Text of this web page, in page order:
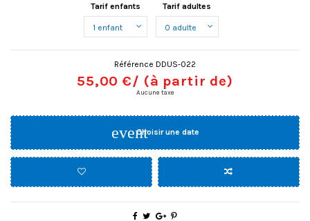
Tarif enfants Tarif adultes
Référence DDUS-022
55,00 €/ (à partir de)
Aucune taxe
eventChoisir une date